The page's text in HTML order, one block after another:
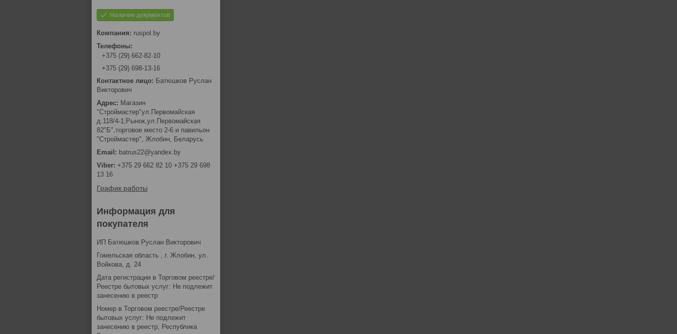
Наличие документов
ruspol.by
+375 (29) 662-82-10
+375 (29) 698-13-16
Батюшков Руслан
Викторович
Магазин
"Строймастер"ул.Первомайская
д.118/4-1;Рынок,ул.Первомайская
82"Б",торговое место 2-6 и павильон
"Строймастер", Жлобин, Беларусь
batrus22@yandex.by
+375 29 662 82 10 +375 29 698
13 16
График работы
Информация для
покупателя
ИП Батюшков Руслан Викторович
Гомельская область , г. Жлобин, ул.
Войкова, д. 24
Дата регистрации в Торговом реестре/
Реестре бытовых услуг: Не подлежит
занесению в реестр
Номер в Торговом реестре/Реестре
бытовых услуг: Не подлежит
занесению в реестр, Республика